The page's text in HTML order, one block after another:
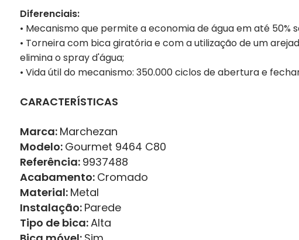
Diferenciais:
• Mecanismo que permite a economia de água em até 50%
• Torneira com bica giratória e com a utilização de um
elimina o spray d'água;
• Vida útil do mecanismo: 350.000 ciclos de abertura e
CARACTERÍSTICAS
Marca: Marchezan
Modelo: Gourmet 9464 C80
Referência: 9937488
Acabamento: Cromado
Material: Metal
Instalação: Parede
Tipo de bica:Alta